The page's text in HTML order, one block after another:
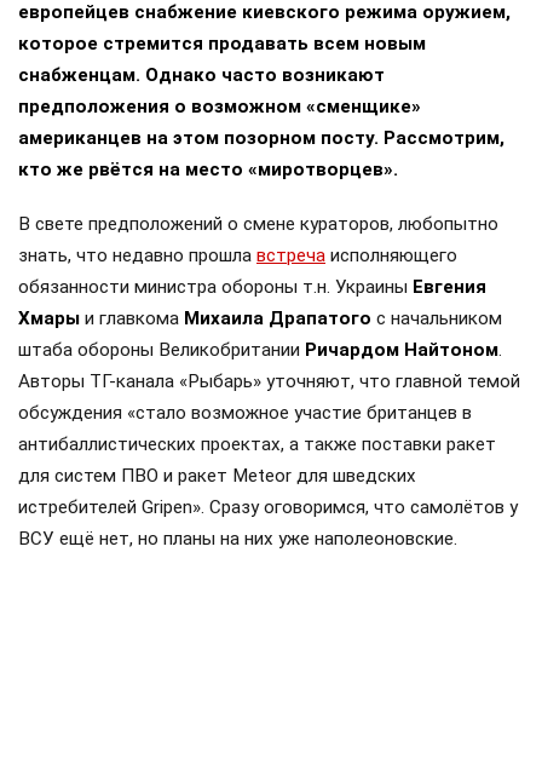
европейцев снабжение киевского режима оружием,
которое стремится продавать всем новым
снабженцам. Однако часто возникают
предположения о возможном «сменщике»
американцев на этом позорном посту. Рассмотрим,
кто же рвётся на место «миротворцев».
В свете предположений о смене кураторов, любопытно
знать, что недавно прошла встреча исполняющего
обязанности министра обороны т.н. Украины Евгения
Хмары и главкома Михаила Драпатого с начальником
штаба обороны Великобритании Ричардом Найтоном
Авторы ТГ-канала «Рыбарь» уточняют, что главной темой
обсуждения «стало возможное участие британцев в
антибаллистических проектах, а также поставки ракет
для систем ПВО и ракет Meteor для шведских
истребителей Gripen». Сразу оговоримся, что самолётов у
ВСУ ещё нет, но планы на них уже наполеоновские.